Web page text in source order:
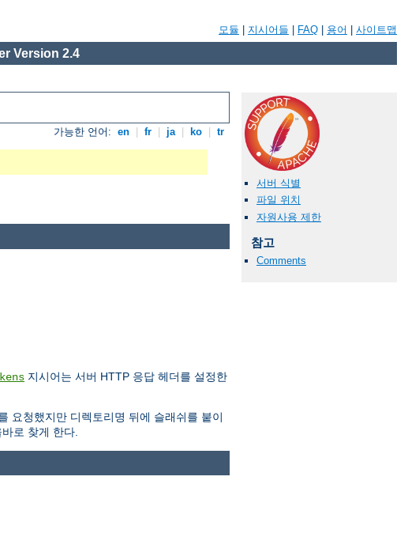
모듈 지시어들 FAQ 용어 사이트맵
Version 2.4
가능한 언어: en fr ja ko tr
서버 식별
파일 위치
자원사용 제한
참고
Comments
지시어는 서버 HTTP 응답 헤더를 설정한
요청했지만 디렉토리명 뒤에 슬래쉬를 붙이
로 찾게 한다.